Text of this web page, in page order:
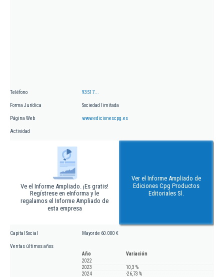
Teléfono 93517...
Forma Jurídica Sociedad limitada
Página Web www.edicionescpg.es
Actividad
Ve el Informe Ampliado. ¡Es gratis!
Regístrese en eInforma y le
regalamos el Informe Ampliado de
esta empresa
Ver el Informe Ampliado de
Ediciones Cpg Productos
Editoriales Sl.
Capital Social Mayor de 60.000 €
Ventas últimos años
Año
Variación
2022
2023
10,3 %
2024
-26,73 %